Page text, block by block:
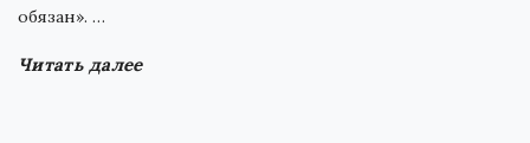
обязан». …
Читать далее